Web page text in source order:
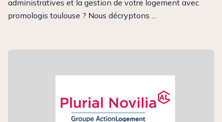
administratives et la gestion de votre logement avec
promologis toulouse ? Nous décryptons ...